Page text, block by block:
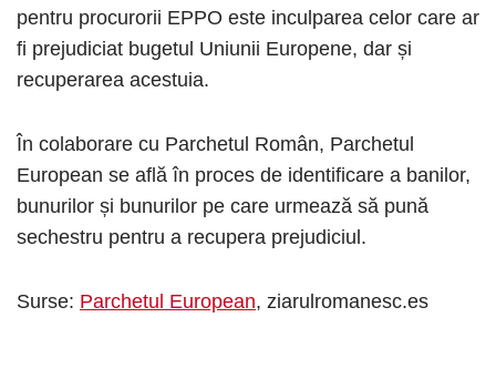
pentru procurorii EPPO este inculparea celor care ar
fi prejudiciat bugetul Uniunii Europene, dar și
recuperarea acestuia.
În colaborare cu Parchetul Român, Parchetul
European se află în proces de identificare a banilor,
bunurilor și bunurilor pe care urmează să pună
sechestru pentru a recupera prejudiciul.
Surse: Parchetul European, ziarulromanesc.es